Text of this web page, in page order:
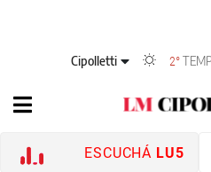
Cipolletti 2°
ESCUCHÁ LU5